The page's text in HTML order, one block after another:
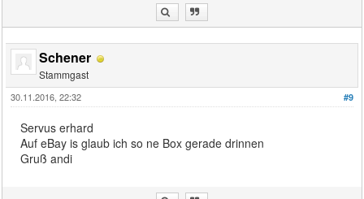
Schener
Stammgast
#9
30.11.2016, 22:32
Servus erhard
Auf eBay is glaub ich so ne Box gerade drinnen
Gruß andi